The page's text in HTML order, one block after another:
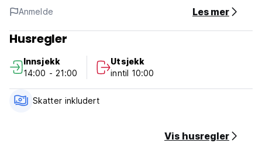
vandrerhjemmet under oppholdet. Verdensarvlistede
Fremantle-fengselet ble bygget på 1850-tallet med de
første straffedømte okkuperte det i 1855, helt frem til 1991.
Kvinneavdelingen i fengselet er nå YHA Fremantle-
Anmelde Les mer
Husregler
Innsjekk
14:00 - 21:00
Utsjekk
inntil 10:00
Skatter inkludert
Vis husregler